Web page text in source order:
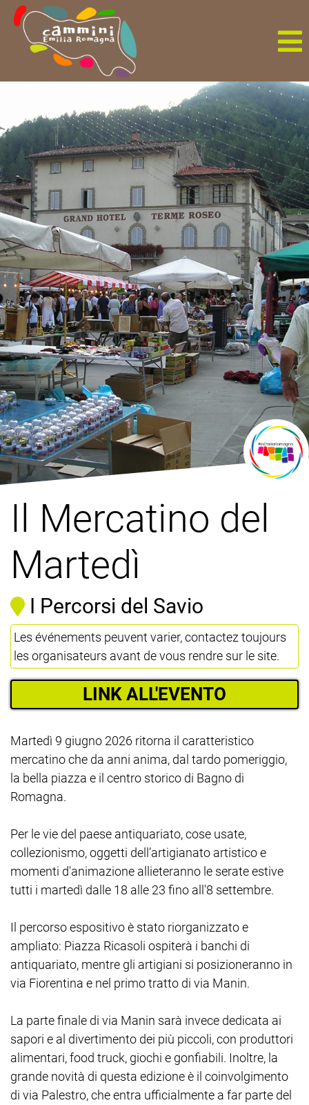
Il Mercatino del
Martedì
I Percorsi del Savio
Les événements peuvent varier, contactez toujours
les organisateurs avant de vous rendre sur le site.
LINK ALL'EVENTO
Martedì 9 giugno 2026 ritorna il caratteristico
mercatino che da anni anima, dal tardo pomeriggio,
la bella piazza e il centro storico di Bagno di
Romagna.
Per le vie del paese antiquariato, cose usate,
collezionismo, oggetti dell’artigianato artistico e
momenti d'animazione allieteranno le serate estive
tutti i martedì dalle 18 alle 23 fino all'8 settembre.
Il percorso espositivo è stato riorganizzato e
ampliato: Piazza Ricasoli ospiterà i banchi di
antiquariato, mentre gli artigiani si posizioneranno in
via Fiorentina e nel primo tratto di via Manin.
La parte finale di via Manin sarà invece dedicata ai
sapori e al divertimento dei più piccoli, con produttori
alimentari, food truck, giochi e gonfiabili. Inoltre, la
grande novità di questa edizione è il coinvolgimento
di via Palestro, che entra ufficialmente a far parte del